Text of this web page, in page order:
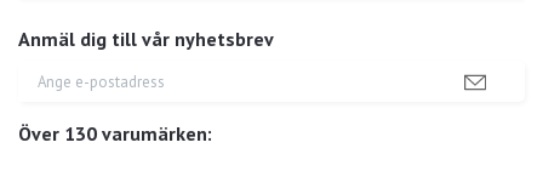
Anmäl dig till vår nyhetsbrev
Över 130 varumärken: